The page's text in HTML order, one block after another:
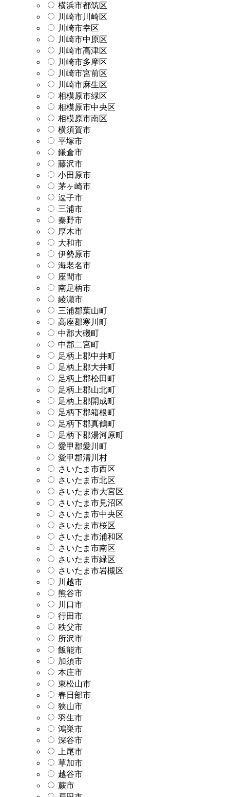
横浜市都筑区
川崎市川崎区
川崎市幸区
川崎市中原区
川崎市高津区
川崎市多摩区
川崎市宮前区
川崎市麻生区
相模原市緑区
相模原市中央区
相模原市南区
横須賀市
平塚市
鎌倉市
藤沢市
小田原市
茅ヶ崎市
逗子市
三浦市
秦野市
厚木市
大和市
伊勢原市
海老名市
座間市
南足柄市
綾瀬市
三浦郡葉山町
高座郡寒川町
中郡大磯町
中郡二宮町
足柄上郡中井町
足柄上郡大井町
足柄上郡松田町
足柄上郡山北町
足柄上郡開成町
足柄下郡箱根町
足柄下郡真鶴町
足柄下郡湯河原町
愛甲郡愛川町
愛甲郡清川村
さいたま市西区
さいたま市北区
さいたま市大宮区
さいたま市見沼区
さいたま市中央区
さいたま市桜区
さいたま市浦和区
さいたま市南区
さいたま市緑区
さいたま市岩槻区
川越市
熊谷市
川口市
行田市
秩父市
所沢市
飯能市
加須市
本庄市
東松山市
春日部市
狭山市
羽生市
鴻巣市
深谷市
上尾市
草加市
越谷市
蕨市